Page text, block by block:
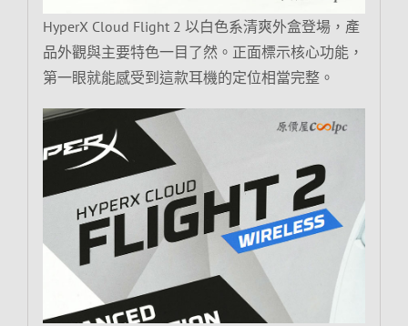
HyperX Cloud Flight 2 以白色系清爽外盒登場，產
品外觀與主要特色一目了然。正面標示核心功能，
第一眼就能感受到這款耳機的定位相當完整。